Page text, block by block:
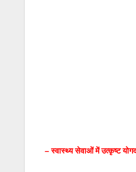
– स्वास्थ्य सेवाओं में उत्कृष्ट